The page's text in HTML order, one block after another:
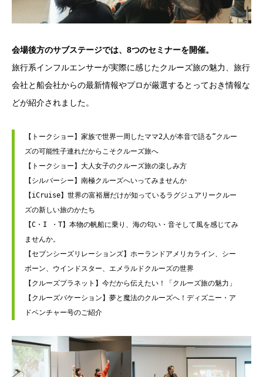
会場後方のサブステージでは、8つのセミナーを開催。
旅行系インフルエンサーが実際に感じたクルーズ旅の魅力、旅行
会社と船会社からの最新情報やプロが厳選するとっておき情報な
どが紹介されました。
【トークショー】家族で世界一周したママ2人が本音で語る“クルー
ズの可能性子連れだからこそクルーズ旅へ
【トークショー】大人女子のクルーズ旅の楽しみ方
【シルバーシー】南極クルーズへいってみませんか
【iCruise】世界の富裕層だけが知っているラグジュアリークルー
ズの新しい旅のかたち
【C・I ・T】本物の帆船に乗り、海の匂い・音そして風を感じてみ
ませんか。
【セブンシーズリレーションズ】ホーランドアメリカライン、シー
ボーン、ウインドスター、エメラルドクルーズの世界
【クルーズプラネット】今だから伝えたい！「クルーズ旅の魅力」
【クルーズバケーション】夢と魔法のクルーズへ！ディズニー・ア
ドベンチャー号のご紹介